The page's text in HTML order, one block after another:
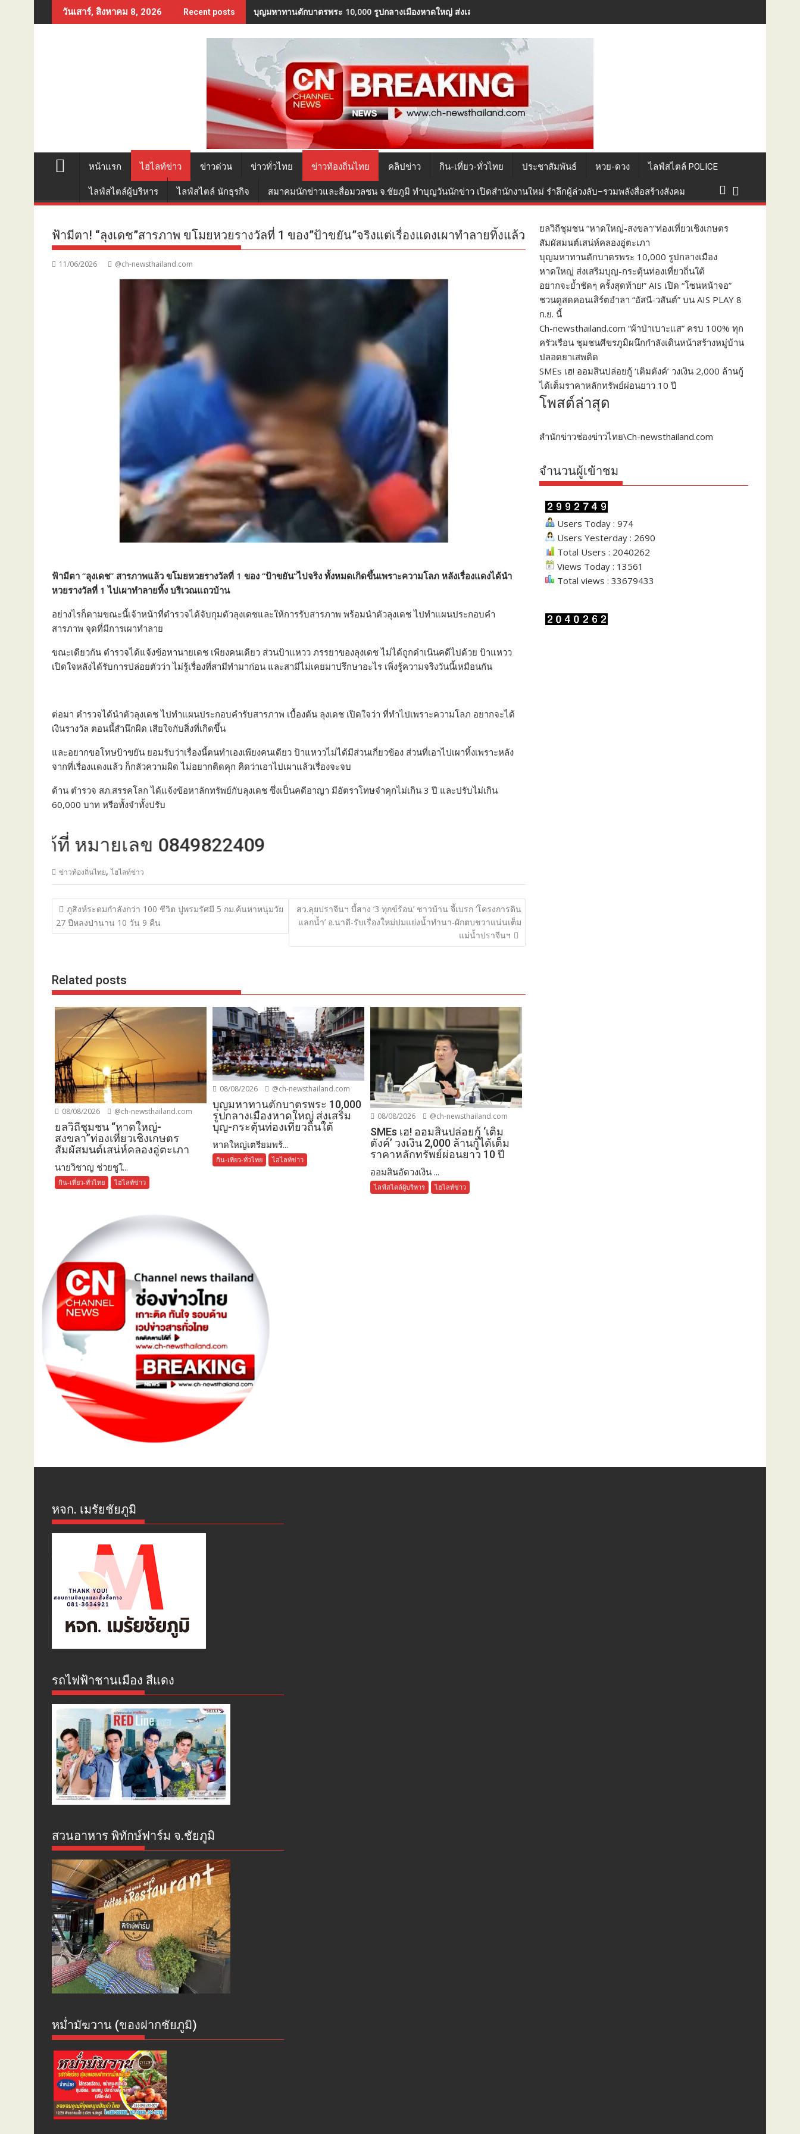
to
วันเสาร์, สิงหาคม 8, 2026 Recent posts บุญมหาทานตักบาตรพระ 10,000 รูปกลางเมืองหาดใหญ่ ส่งเสริมบุญ-กระตุ้นท่องเที่ยวถิ่นใต้
หน้าแรก ไฮไลท์ข่าว ข่าวด่วน ข่าวทั่วไทย ข่าวท้องถิ่นไทย คลิปข่าว กิน-เที่ยว-ทั่วไทย ประชาสัมพันธ์ หวย-ดวง ไลฟ์สไตล์ POLICE
ไลฟ์สไตล์ผู้บริหาร ไลฟ์สไตล์ นักธุรกิจ สมาคมนักข่าวและสื่อมวลชน จ.ชัยภูมิ ทำบุญวันนักข่าว เปิดสำนักงานใหม่ รำลึกผู้ล่วงลับ–รวมพลังสื่อสร้างสังคม
ฟ้ามีตา! “ลุงเดช”สารภาพ ขโมยหวยรางวัลที่ 1 ของ”ป้าขยัน”จริงแต่เรื่องแดงเผาทำลายทิ้งแล้ว
11/06/2026 @ch-newsthailand.com
ฟ้ามีตา “ลุงเดช” สารภาพแล้ว ขโมยหวยรางวัลที่ 1 ของ “ป้าขยัน”ไปจริง ทั้งหมดเกิดขึ้นเพราะความโลภ หลังเรื่องแดงได้นำ
หวยรางวัลที่ 1 ไปเผาทำลายทิ้ง บริเวณแถวบ้าน
อย่างไรก็ตามขณะนี้เจ้าหน้าที่ตำรวจได้จับกุมตัวลุงเดชและให้การรับสารภาพ พร้อมนำตัวลุงเดช ไปทำแผนประกอบคำ
สารภาพ จุดที่มีการเผาทำลาย
ขณะเดียวกัน ตำรวจได้แจ้งข้อหานายเดช เพียงคนเดียว ส่วนป้าแหวว ภรรยาของลุงเดช ไม่ได้ถูกดำเนินคดีไปด้วย ป้าแหวว
เปิดใจหลังได้รับการปล่อยตัวว่า ไม่รู้เรื่องที่สามีทำมาก่อน และสามีไม่เคยมาปรึกษาอะไร เพิ่งรู้ความจริงวันนี้เหมือนกัน
ต่อมา ตำรวจได้นำตัวลุงเดช ไปทำแผนประกอบคำรับสารภาพ เบื้องต้น ลุงเดช เปิดใจว่า ที่ทำไปเพราะความโลภ อยากจะได้
เงินรางวัล ตอนนี้สำนึกผิด เสียใจกับสิ่งที่เกิดขึ้น
และอยากขอโทษป้าขยัน ยอมรับว่าเรื่องนี้ตนทำเองเพียงคนเดียว ป้าแหววไม่ได้มีส่วนเกี่ยวข้อง ส่วนที่เอาไปเผาทิ้งเพราะหลัง
จากที่เรื่องแดงแล้ว ก็กลัวความผิด ไม่อยากติดคุก คิดว่าเอาไปเผาแล้วเรื่องจะจบ
ด้าน ตำรวจ สภ.สรรคโลก ได้แจ้งข้อหาลักทรัพย์กับลุงเดช ซึ่งเป็นคดีอาญา มีอัตราโทษจำคุกไม่เกิน 3 ปี และปรับไม่เกิน
60,000 บาท หรือทั้งจำทั้งปรับ
หมายเลข 0849822409
ข่าวท้องถิ่นไทย,ไฮไลท์ข่าว
แนะแนว
เรื่อง
ภูสิงห์ระดมกำลังกว่า 100 ชีวิต ปูพรมรัศมี 5 กม.ค้นหาหนุ่มวัย
27 ปีหลงป่านาน 10 วัน 9 คืน
สว.ลุยปราจีนฯ บี้สาง ‘3 ทุกข์ร้อน’ ชาวบ้าน จี้เบรก ‘โครงการดิน
แลกน้ำ’ อ.นาดี-รับเรื่องใหม่ปมแย่งน้ำทำนา-ผักตบชวาแน่นเต็ม
แม่น้ำปราจีนฯ
Related posts
08/08/2026 @ch-newsthailand.com
ยลวิถีชุมชน “หาดใหญ่-
สงขลา”ท่องเที่ยวเชิงเกษตร
สัมผัสมนต์เสน่ห์คลองอู่ตะเภา
นายวิชาญ ช่วยชูใ...
กิน-เที่ยว-ทั่วไทย ไฮไลท์ข่าว
08/08/2026 @ch-newsthailand.com
บุญมหาทานตักบาตรพระ 10,000
รูปกลางเมืองหาดใหญ่ ส่งเสริม
บุญ-กระตุ้นท่องเที่ยวถิ่นใต้
หาดใหญ่เตรียมพร้...
กิน-เที่ยว-ทั่วไทย ไฮไลท์ข่าว
08/08/2026 @ch-newsthailand.com
SMEs เฮ! ออมสินปล่อยกู้ ‘เติม
ตังค์’ วงเงิน 2,000 ล้านกู้ได้เต็ม
ราคาหลักทรัพย์ผ่อนยาว 10 ปี
ออมสินอัดวงเงิน ...
ไลฟ์สไตล์ผู้บริหาร ไฮไลท์ข่าว
ยลวิถีชุมชน “หาดใหญ่-สงขลา”ท่องเที่ยวเชิงเกษตร
สัมผัสมนต์เสน่ห์คลองอู่ตะเภา
บุญมหาทานตักบาตรพระ 10,000 รูปกลางเมือง
หาดใหญ่ ส่งเสริมบุญ-กระตุ้นท่องเที่ยวถิ่นใต้
อยากจะย้ำชัดๆ ครั้งสุดท้าย!” AIS เปิด “โซนหน้าจอ”
ชวนดูสดคอนเสิร์ตอำลา “อัสนี-วสันต์” บน AIS PLAY 8
ก.ย. นี้
Ch-newsthailand.com “ผ้าป่าเบาะแส” ครบ 100% ทุก
ครัวเรือน ชุมชนศีขรภูมิผนึกกำลังเดินหน้าสร้างหมู่บ้าน
ปลอดยาเสพติด
SMEs เฮ! ออมสินปล่อยกู้ ‘เติมตังค์’ วงเงิน 2,000 ล้านกู้
ได้เต็มราคาหลักทรัพย์ผ่อนยาว 10 ปี
โพสต์ล่าสุด
สำนักข่าวช่องข่าวไทย\Ch-newsthailand.com
จำนวนผู้เข้าชม
Users Today : 974
Users Yesterday : 2690
Total Users : 2040262
Views Today : 13561
Total views : 33679433
หจก. เมรัยชัยภูมิ
รถไฟฟ้าชานเมือง สีแดง
สวนอาหาร พิทักษ์ฟาร์ม จ.ชัยภูมิ
หม่ำมัฆวาน (ของฝากชัยภูมิ)